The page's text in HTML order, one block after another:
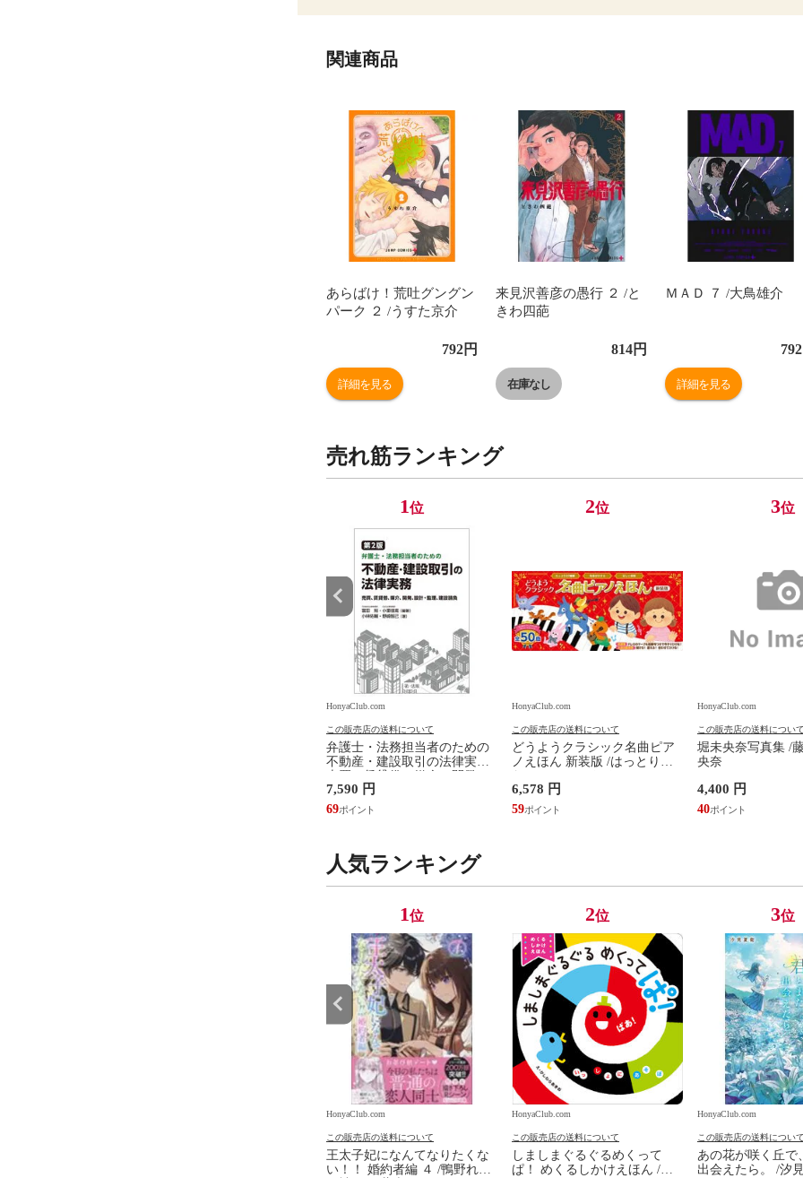
関連商品
あらばけ！荒吐グングン
パーク ２ /うすた京介
792円
詳細を見る
来見沢善彦の愚行 ２ /と
きわ四葩
814円
在庫なし
ＭＡＤ ７ /大鳥雄介
792
詳細を見る
売れ筋ランキング
1位
HonyaClub.com
この販売店の送料について
弁護士・法務担当者のための
不動産・建設取引の法律実務
設計・監理、建設請負 第２版
/富田裕 小里佳嵩
7,590 円
69
2位
HonyaClub.com
この販売店の送料について
どうようクラシック名曲ピア
ノえほん 新装版 /はっとりな
ワコ
6,578 円
59
3位
HonyaClub.com
この販売店の送料につい
堀未央奈写真集 /
央奈
4,400 円
40
人気ランキング
1位
HonyaClub.com
この販売店の送料について
王太子妃になんてなりたくな
い！！ 婚約者編 ４ /鴨野れな
2位
HonyaClub.com
この販売店の送料について
しましまぐるぐるめくって
ぱ！ めくるしかけえほん /か
3位
HonyaClub.com
この販売店の送料につい
あの花が咲く丘で
出会えたら。 /汐